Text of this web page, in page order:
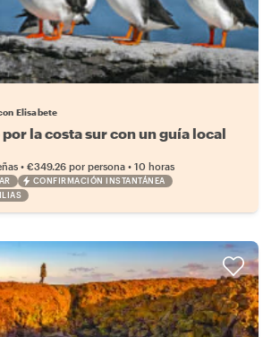
Elisabete
la costa sur con un guía local
• €349.26 por persona • 10 horas
CONFIRMACIÓN INSTANTÁNEA